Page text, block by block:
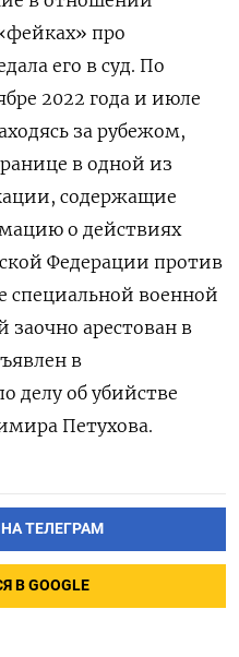
про
его в суд. По
2022 года и июле
за рубежом,
в одной из
содержащие
о действиях
Федерации против
специальной военной
арестован в
в
делу об убийстве
Петухова.
ТЕЛЕГРАМ
В GOOGLE